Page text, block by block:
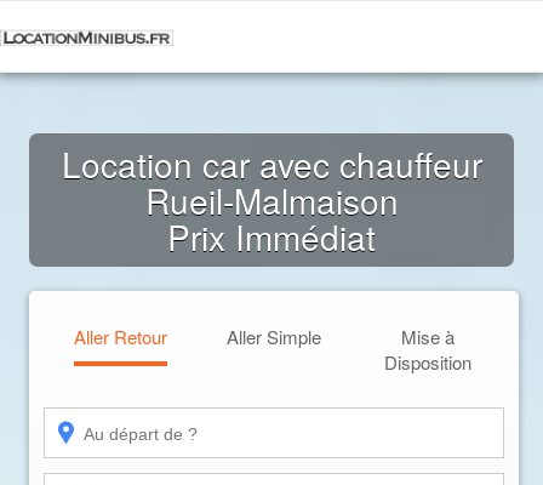
Location car avec chauffeur
Rueil-Malmaison
Prix Immédiat
Aller Retour Aller Simple
Mise à
Disposition